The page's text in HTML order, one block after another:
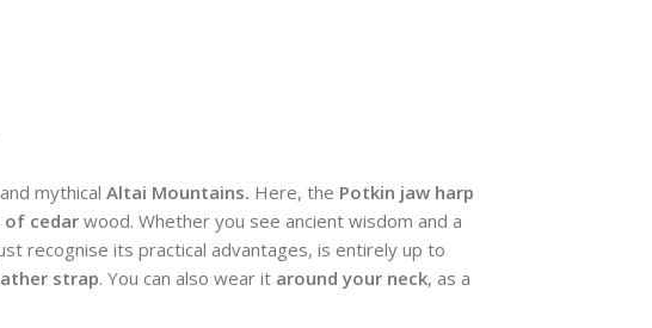
mythical Altai Mountains. Here, the Potkin jaw harp
of cedarwood. Whether you see ancient wisdom and a
recognise its practical advantages, is entirely up to
strap. You can also wear itaround your neck, as a